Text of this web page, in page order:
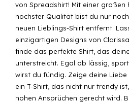
von Spreadshirt! Mit einer großen
höchster Qualität bist du nur
neuen Lieblings-Shirt entfernt.
einzigartigen Designs von
finde das perfekte Shirt, das
unterstreicht. Egal ob lässig,
wirst du fündig. Zeige deine
ein T-Shirt, das nicht nur trendy
hohen Ansprüchen gerecht wird.